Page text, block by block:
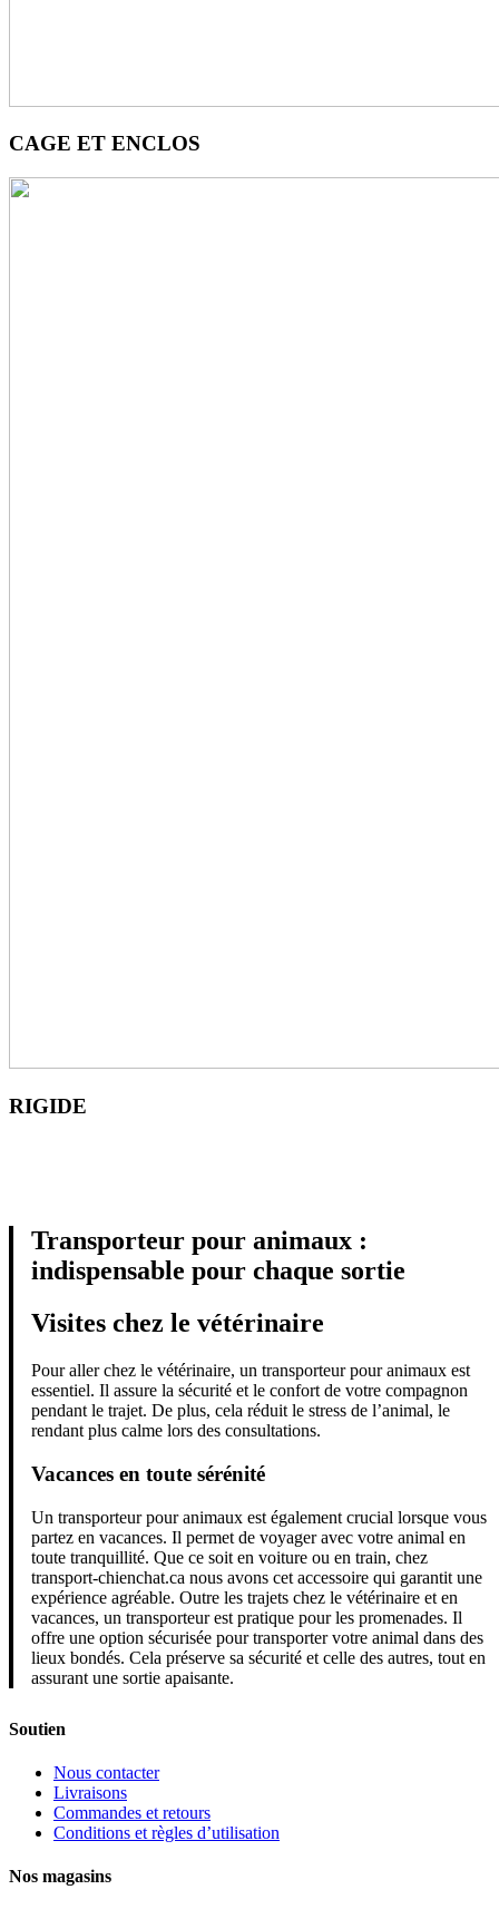
CAGE ET ENCLOS
RIGIDE
Transporteur pour animaux :
indispensable pour chaque sortie
Visites chez le vétérinaire
Pour aller chez le vétérinaire, un transporteur pour animaux est
essentiel. Il assure la sécurité et le confort de votre compagnon
pendant le trajet. De plus, cela réduit le stress de l’animal, le
rendant plus calme lors des consultations.
Vacances en toute sérénité
Un transporteur pour animaux est également crucial lorsque vous
partez en vacances. Il permet de voyager avec votre animal en
toute tranquillité. Que ce soit en voiture ou en train, chez
transport-chienchat.ca nous avons cet accessoire qui garantit une
expérience agréable. Outre les trajets chez le vétérinaire et en
vacances, un transporteur est pratique pour les promenades. Il
offre une option sécurisée pour transporter votre animal dans des
lieux bondés. Cela préserve sa sécurité et celle des autres, tout en
assurant une sortie apaisante.
Soutien
Nous contacter
Livraisons
Commandes et retours
Conditions et règles d’utilisation
Nos magasins